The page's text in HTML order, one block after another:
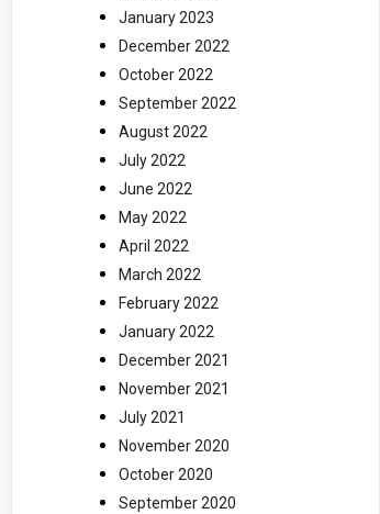
January 2023
December 2022
October 2022
September 2022
August 2022
July 2022
June 2022
May 2022
April 2022
March 2022
February 2022
January 2022
December 2021
November 2021
July 2021
November 2020
October 2020
September 2020